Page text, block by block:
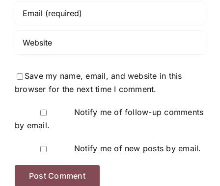
Save my name, email, and website in this
browser for the next time I comment.
Notify me of follow-up comments
by email.
Notify me of new posts by email.